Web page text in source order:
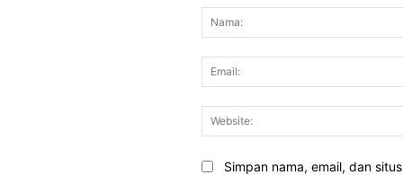
Simpan nama, email, dan